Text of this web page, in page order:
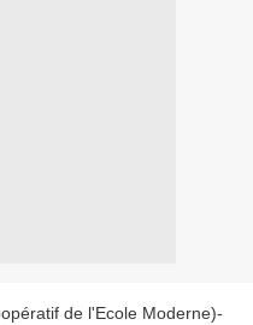
de l'Ecole Moderne)-